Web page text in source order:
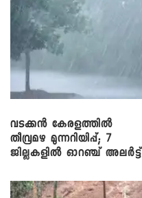
വടക്കൻ കേരളത്തിൽ
തീവ്രമഴ മുന്നറിയിപ്പ്; 7
ജില്ലകളിൽ ഓറഞ്ച് അലർട്ട്